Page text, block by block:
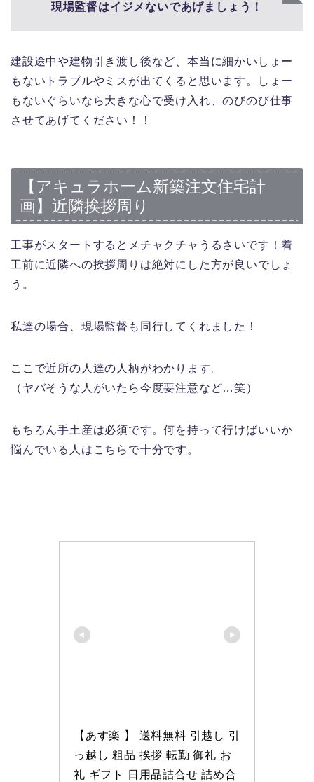
現場監督はイジメないであげましょう！
建設途中や建物引き渡し後など、本当に細かいしょー
もないトラブルやミスが出てくると思います。しょー
もないぐらいなら大きな心で受け入れ、のびのび仕事
させてあげてください！！
【アキュラホーム新築注文住宅計
画】近隣挨拶周り
工事がスタートするとメチャクチャうるさいです！着
工前に近隣への挨拶周りは絶対にした方が良いでしょ
う。
私達の場合、現場監督も同行してくれました！
ここで近所の人達の人柄がわかります。
（ヤバそうな人がいたら今度要注意など…笑）
もちろん手土産は必須です。何を持って行けばいいか
悩んでいる人はこちらで十分です。
【あす楽 】 送料無料 引越し 引
っ越し 粗品 挨拶 転勤 御礼 お
礼 ギフト 日用品詰合せ 詰め合